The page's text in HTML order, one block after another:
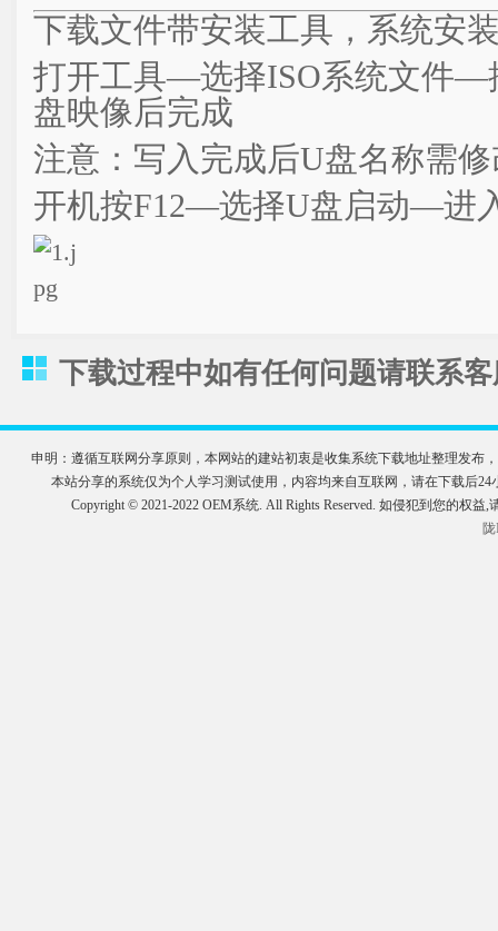
下载文件带安装工具，系统安
打开工具—选择ISO系统文件
盘映像后完成
注意：写入完成后U盘名称需修
开机按F12—选择U盘启动—进
下载过程中如有任何问题请联系客
申明：遵循互联网分享原则，本网站的建站初衷是收集系统下载地址整理发布
本站分享的系统仅为个人学习测试使用，内容均来自互联网，请在下载后
Copyright © 2021-2022 OEM系统. All Rights Reserved. 如侵犯到您的权